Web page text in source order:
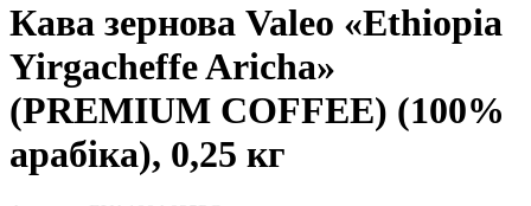
Кава зернова Valeo «Ethiopia
Yirgacheffe Aricha»
(PREMIUM COFFEE) (100%
арабіка), 0,25 кг